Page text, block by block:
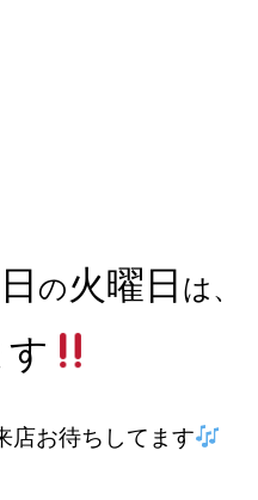
の火曜日 は、
店お待ちしてます